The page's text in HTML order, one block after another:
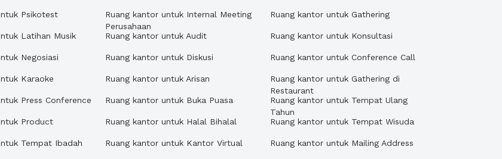
Psikotest
Ruang kantor untuk Internal Meeting
Perusahaan
Ruang kantor untuk Gathering
Latihan Musik Ruang kantor untuk Audit Ruang kantor untuk Konsultasi
Negosiasi Ruang kantor untuk Diskusi Ruang kantor untuk Conference Call
Karaoke Ruang kantor untuk Arisan
Ruang kantor untuk Gathering di
Restaurant
Press Conference Ruang kantor untuk Buka Puasa
Ruang kantor untuk Tempat Ulang
Tahun
Product
Ruang kantor untuk Halal Bihalal Ruang kantor untuk Tempat Wisuda
Tempat Ibadah Ruang kantor untuk Kantor Virtual Ruang kantor untuk Mailing Address